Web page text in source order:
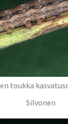
toukka
Silvonen